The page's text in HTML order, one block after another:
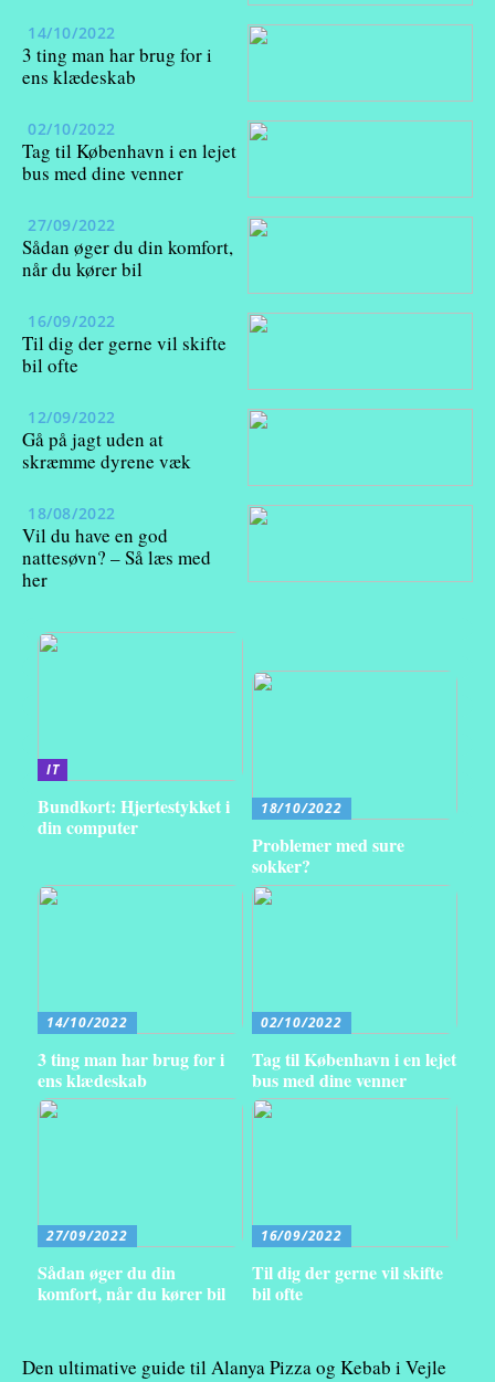
14/10/2022
3 ting man har brug for i
ens klædeskab
02/10/2022
Tag til København i en lejet
bus med dine venner
27/09/2022
Sådan øger du din komfort,
når du kører bil
16/09/2022
Til dig der gerne vil skifte
bil ofte
12/09/2022
Gå på jagt uden at
skræmme dyrene væk
18/08/2022
Vil du have en god
nattesøvn? – Så læs med
her
IT
Bundkort: Hjertestykket i
din computer
18/10/2022
Problemer med sure
sokker?
14/10/2022
3 ting man har brug for i
ens klædeskab
02/10/2022
Tag til København i en lejet
bus med dine venner
27/09/2022
Sådan øger du din
komfort, når du kører bil
16/09/2022
Til dig der gerne vil skifte
bil ofte
Den ultimative guide til Alanya Pizza og Kebab i Vejle